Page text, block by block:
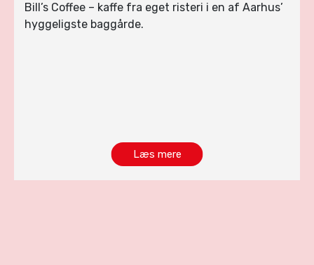
Bill’s Coffee – kaffe fra eget risteri i en af Aarhus’
hyggeligste baggårde.
Læs mere